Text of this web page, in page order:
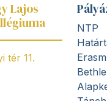
Lajos
tér 11.
NTP